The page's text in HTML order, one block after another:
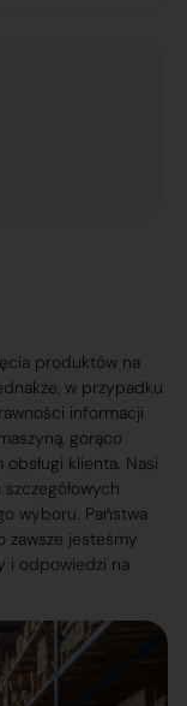
produktów na
w przypadku
informacji
gorąco
klienta. Nasi
wyboru. Państwa
zawsze jesteśmy
i odpowiedzi na